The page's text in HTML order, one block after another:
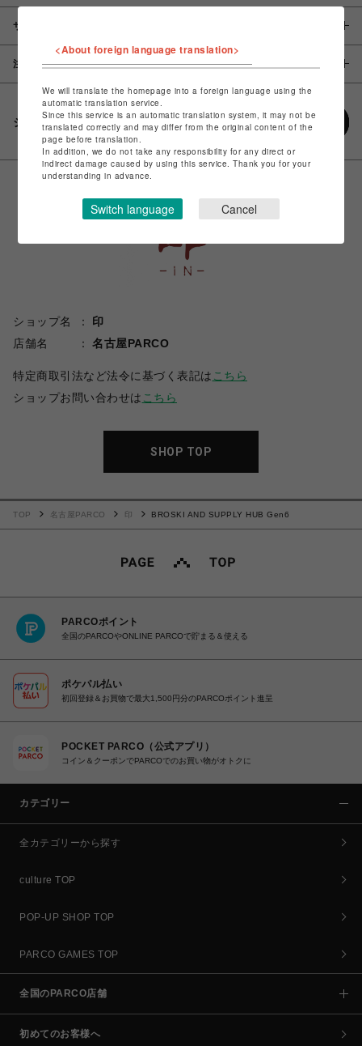
サイズ
注意事項
シェアする
ショップ名
印
店舗名
名古屋PARCO
特定商取引法など法令に基づく表記は こちら
ショップお問い合わせは こちら
SHOP TOP
TOP 名古屋PARCO 印 BROSKI AND SUPPLY HUB Gen6
PARCOポイント
全国のPARCOやONLINE PARCOで貯まる＆使える
ポケパル払い
初回登録＆お買物で最大1,500円分のPARCOポイント進呈
POCKET PARCO（公式アプリ）
コイン＆クーポンでPARCOでのお買い物がオトクに
カテゴリー
全カテゴリーから探す
culture TOP
POP-UP SHOP TOP
PARCO GAMES TOP
全国のPARCO店舗
初めてのお客様へ
<About foreign language translation>
We will translate the homepage into a foreign language using the
automatic translation service.
Since this service is an automatic translation system, it may not be
translated correctly and may differ from the original content of the
page before translation.
In addition, we do not take any responsibility for any direct or
indirect damage caused by using this service. Thank you for your
understanding in advance.
Switch language Cancel